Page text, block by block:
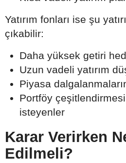
Yatırım fonları ise şu
çıkabilir:
Daha yüksek getiri
Uzun vadeli yatırım
Piyasa
Portföy
isteyenler
Karar Verirken
Edilmeli?